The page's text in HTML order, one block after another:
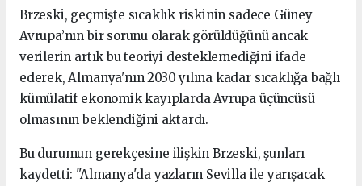
Brzeski, geçmişte sıcaklık riskinin sadece Güney
Avrupa’nın bir sorunu olarak görüldüğünü ancak
verilerin artık bu teoriyi desteklemediğini ifade
ederek, Almanya'nın 2030 yılına kadar sıcaklığa bağlı
kümülatif ekonomik kayıplarda Avrupa üçüncüsü
olmasının beklendiğini aktardı.
Bu durumun gerekçesine ilişkin Brzeski, şunları
kaydetti: "Almanya'da yazların Sevilla ile yarışacak